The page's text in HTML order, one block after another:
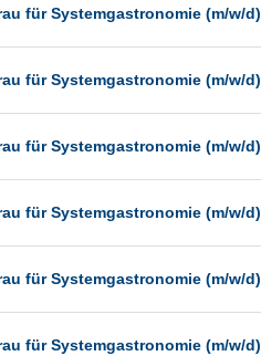
für Systemgastronomie (m/w/d)
für Systemgastronomie (m/w/d)
für Systemgastronomie (m/w/d)
für Systemgastronomie (m/w/d)
für Systemgastronomie (m/w/d)
für Systemgastronomie (m/w/d)